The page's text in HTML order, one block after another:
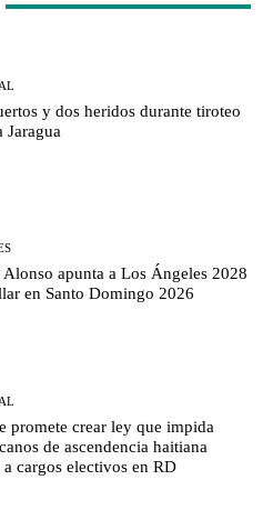
y dos heridos durante tiroteo
Jaragua
apunta a Los Ángeles 2028
en Santo Domingo 2026
promete crear ley que impida
de ascendencia haitiana
a cargos electivos en RD